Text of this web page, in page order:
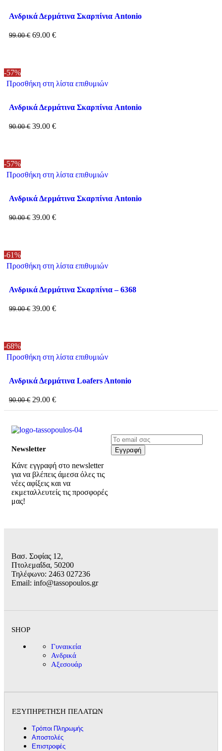
Ανδρικά Δερμάτινα Σκαρπίνια Antonio
99.00€ 69.00 €
-57%
Προσθήκη στη λίστα επιθυμιών
Ανδρικά Δερμάτινα Σκαρπίνια Antonio
90.00€ 39.00 €
-57%
Προσθήκη στη λίστα επιθυμιών
Ανδρικά Δερμάτινα Σκαρπίνια Antonio
90.00€ 39.00 €
-61%
Προσθήκη στη λίστα επιθυμιών
Ανδρικά Δερμάτινα Σκαρπίνια – 6368
99.00€ 39.00 €
-68%
Προσθήκη στη λίστα επιθυμιών
Ανδρικά Δερμάτινα Loafers Antonio
90.00€ 29.00 €
Νewsletter
Κάνε εγγραφή στο newsletter
για να βλέπεις άμεσα όλες τις
νέες αφίξεις και να
εκμεταλλευτείς τις προσφορές
μας!
Βασ. Σοφίας 12,
Πτολεμαΐδα, 50200
Τηλέφωνο: 2463 027236
Email: info@tassopoulos.gr
SHOP
Γυναικεία
Ανδρικά
Αξεσουάρ
ΕΞΥΠΗΡΕΤΗΣΗ ΠΕΛΑΤΩΝ
Τρόποι Πληρωμής
Αποστολές
Επιστροφές